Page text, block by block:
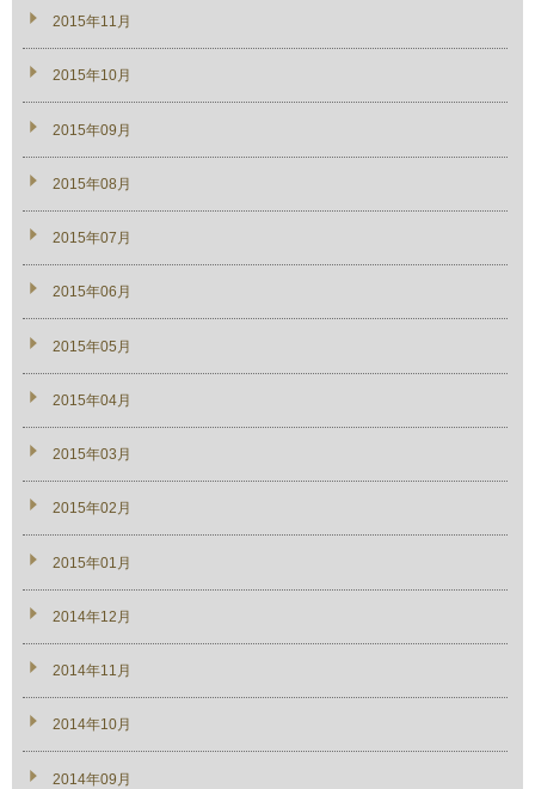
2015年11月
2015年10月
2015年09月
2015年08月
2015年07月
2015年06月
2015年05月
2015年04月
2015年03月
2015年02月
2015年01月
2014年12月
2014年11月
2014年10月
2014年09月